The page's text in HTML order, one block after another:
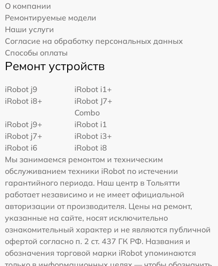
О компании
Ремонтируемые модели
Наши услуги
Согласие на обработку персональных данных
Способы оплаты
Ремонт устройств
iRobot j9
iRobot i1+
iRobot i8+
iRobot J7+
Combo
iRobot j9+
iRobot i1
iRobot j7+
iRobot i3+
iRobot i6
iRobot i8
Мы занимаемся ремонтом и техническим
обслуживанием техники iRobot по истечении
гарантийного периода. Наш центр в Тольятти
работает независимо и не имеет официальной
авторизации от производителя. Цены на ремонт,
указанные на сайте, носят исключительно
ознакомительный характер и не являются публичной
офертой согласно п. 2 ст. 437 ГК РФ. Названия и
обозначения торговой марки iRobot упоминаются